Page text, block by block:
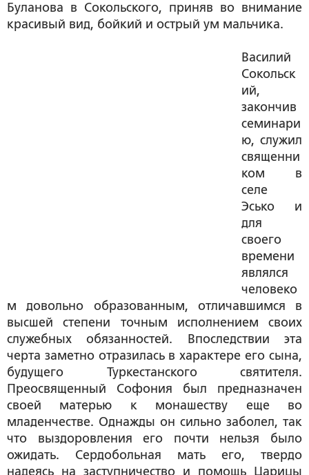
Буланова в Сокольского, приняв во внимание
красивый вид, бойкий и острый ум мальчика.
Василий
Сокольск
ий,
закончив
семинари
ю, служил
священни
ком в
селе
Эсько и
для
своего
времени
являлся
человеко
м довольно образованным, отличавшимся в
высшей степени точным исполнением своих
служебных обязанностей. Впоследствии эта
черта заметно отразилась в характере его сына,
будущего Туркестанского святителя.
Преосвященный Софония был предназначен
своей матерью к монашеству еще во
младенчестве. Однажды он сильно заболел, так
что выздоровления его почти нельзя было
ожидать. Сердобольная мать его, твердо
надеясь на заступничество и помощь Царицы